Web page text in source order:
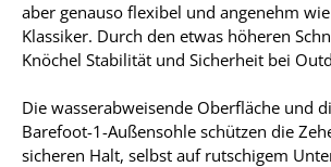
aber genauso flexibel und angenehm
Klassiker. Durch den etwas höheren
Knöchel Stabilität und Sicherheit bei
Die wasserabweisende Oberfläche und
Barefoot-1-Außensohle schützen die
sicheren Halt, selbst auf rutschigem